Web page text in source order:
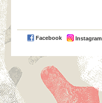
Facebook Instagram